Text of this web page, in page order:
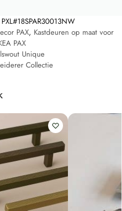
PXL#18SPAR30013NW
PAX, Kastdeuren op maat voor
PAX
Unique
Collectie